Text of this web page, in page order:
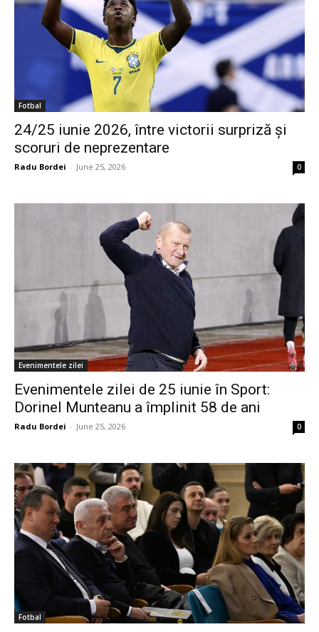
Fotbal
24/25 iunie 2026, între victorii surpriză și
scoruri de neprezentare
Radu Bordei - June 25, 2026 0
Evenimentele zilei
Evenimentele zilei de 25 iunie în Sport:
Dorinel Munteanu a împlinit 58 de ani
Radu Bordei - June 25, 2026 0
Fotbal